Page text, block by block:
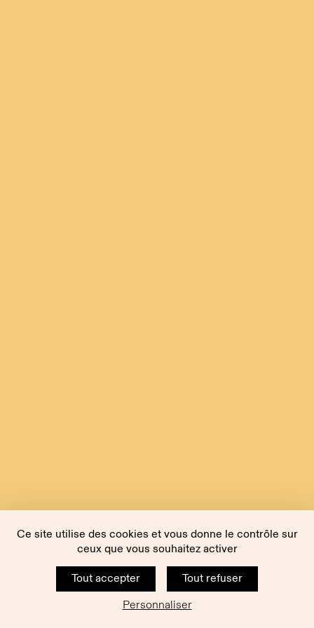
Ce site utilise des cookies et vous donne le contrôle sur
ceux que vous souhaitez activer
Tout accepter
Tout refuser
Personnaliser